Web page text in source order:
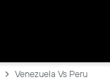
Venezuela Vs Peru